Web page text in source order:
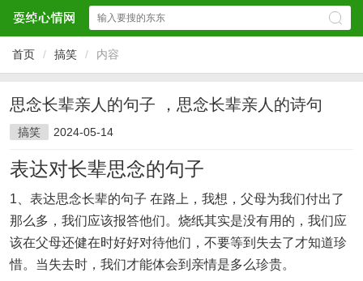
首页 / 搞笑 / 内容
思念长辈亲人的句子 ，思念长辈亲人的诗句
搞笑 2024-05-14
表达对长辈思念的句子
1、表达思念长辈的句子 在路上，我想，父母为我们付出了
那么多，我们应该报答他们。烧纸其实是没有用的，我们应
该在父母还健在时好好对待他们，不要等到失去了才知道珍
惜。当失去时，我们才能体会到亲情是多么珍贵。